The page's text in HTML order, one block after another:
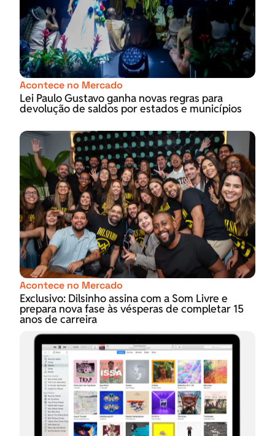
Acontece no Mercado
Lei Paulo Gustavo ganha novas regras para
devolução de saldos por estados e municípios
Acontece no Mercado
Exclusivo: Dilsinho assina com a Som Livre e
prepara nova fase às vésperas de completar 15
anos de carreira